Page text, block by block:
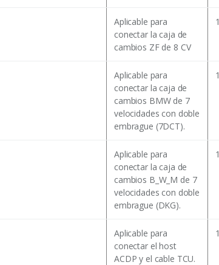
Aplicable para
conectar la caja de
cambios ZF de 8 CV
1
Aplicable para
conectar la caja de
cambios BMW de 7
velocidades con doble
embrague (7DCT).
1
Aplicable para
conectar la caja de
cambios B_W_M de 7
velocidades con doble
embrague (DKG).
1
Aplicable para
conectar el host
ACDP y el cable TCU.
1